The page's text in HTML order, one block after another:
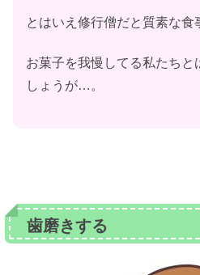
とはいえ修行僧だと質素な食
お菓子を我慢してる私たち
しょうが…。
歯磨きする